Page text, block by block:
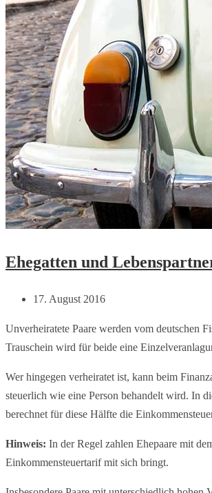
Ehegatten und
17. August 2016
Unverheiratete Paare werden vom deutschen
Trauschein wird für beide eine
Wer hingegen verheiratet ist, kann beim
steuerlich wie eine Person behandelt wird. In
berechnet für diese Hälfte die
Hinweis: In der Regel zahlen Ehepaare mit
Einkommensteuertarif mit sich bringt.